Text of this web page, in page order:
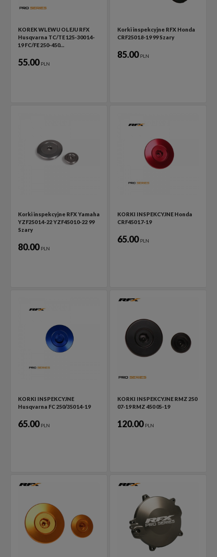
KOREK WLEWU OLEJU RFX
Husqvarna TC/TE 125-300 14-
19 FC/FE 250-450…
55.00 PLN
Korki inspekcyjne RFX Honda
CRF250 18-19 99 Szary
85.00 PLN
Korki inspekcyjne RFX Yamaha
YZF250 14-22 YZF450 10-22 99
Szary
80.00 PLN
KORKI INSPEKCYJNE Honda
CRF450 17-19
65.00 PLN
KORKI INSPEKCYJNE
Husqvarna FC 250/350 14-19
65.00 PLN
KORKI INSPEKCYJNE RMZ 250
07-19 RMZ 450 05-19
120.00 PLN